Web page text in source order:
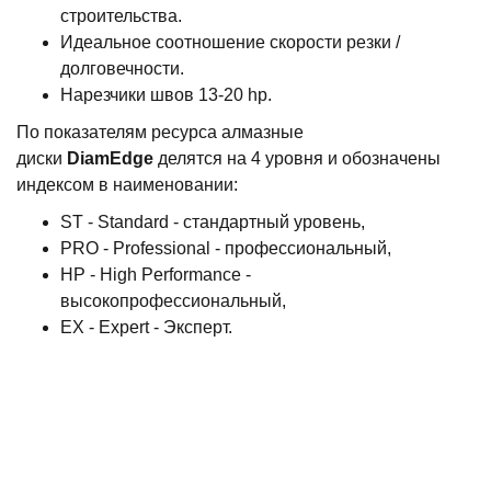
строительства.
Идеальное соотношение скорости резки /
долговечности.
Нарезчики швов 13-20 hp.
По показателям ресурса алмазные
диски DiamEdge делятся на 4 уровня и обозначены
индексом в наименовании:
ST - Standard - стандартный уровень,
PRO - Professional - профессиональный,
HP - High Performance -
высокопрофессиональный,
EX - Expert - Эксперт.